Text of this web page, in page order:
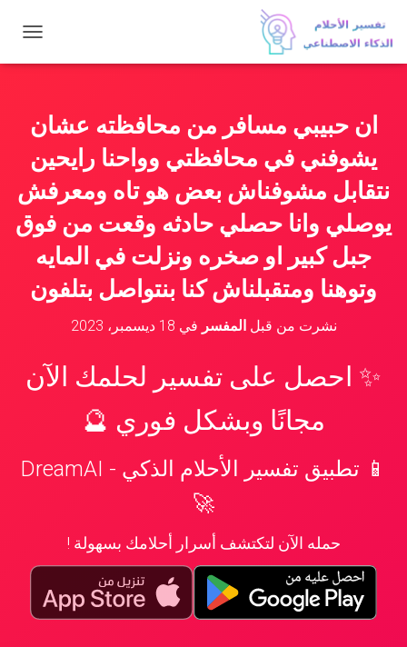
ب
ا
ت
ن
ق
ل
ان حبيبي مسافر من محافظته عشان
يشوفني في محافظتي وواحنا رايحين
نتقابل مشوفناش بعض هو تاه ومعرفش
يوصلي وانا حصلي حادثه وقعت من فوق
جبل كبير او صخره ونزلت في المايه
وتوهنا ومتقبلناش كنا بنتواصل بتلفون
نشرت من قبلالمفسر في 18 ديسمبر، 2023
✨ احصل على تفسير لحلمك الآن
مجانًا وبشكل فوري 🔮
📱 تطبيق تفسير الأحلام الذكي - DreamAI
🚀
حمله الآن لتكتشف أسرار أحلامك بسهولة !